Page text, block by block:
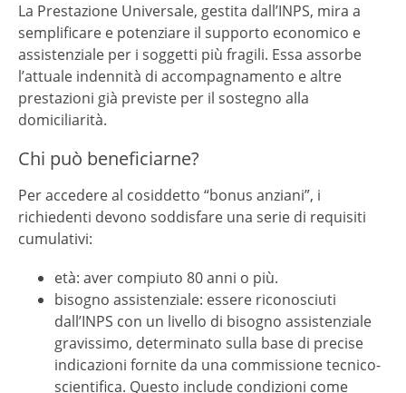
La Prestazione Universale, gestita dall’INPS, mira a
semplificare e potenziare il supporto economico e
assistenziale per i soggetti più fragili. Essa assorbe
l’attuale indennità di accompagnamento e altre
prestazioni già previste per il sostegno alla
domiciliarità.
Chi può beneficiarne?
Per accedere al cosiddetto “bonus anziani”, i
richiedenti devono soddisfare una serie di requisiti
cumulativi:
età: aver compiuto 80 anni o più.
bisogno assistenziale: essere riconosciuti
dall’INPS con un livello di bisogno assistenziale
gravissimo, determinato sulla base di precise
indicazioni fornite da una commissione tecnico-
scientifica. Questo include condizioni come